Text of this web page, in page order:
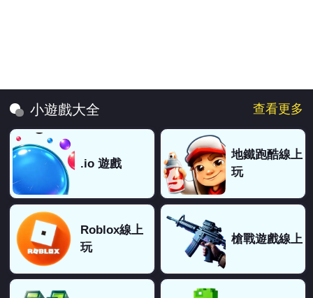
小遊戲大全 查看更多
.io 遊戲
地鐵跑酷線上
玩
Roblox線上
玩
槍戰遊戲線上